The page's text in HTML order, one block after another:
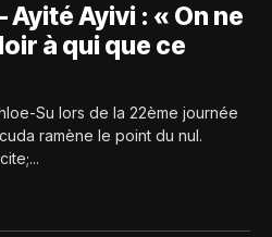
Ayité Ayivi : « On ne
à qui que ce
Su lors de la 22ème journée
ramène le point du nul.